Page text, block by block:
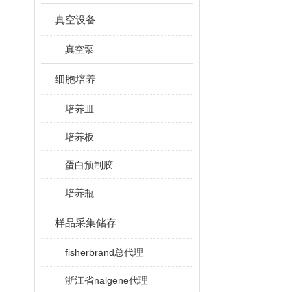
真空设备
真空泵
细胞培养
培养皿
培养板
蛋白预制胶
培养瓶
样品采集储存
fisherbrand总代理
浙江省nalgene代理